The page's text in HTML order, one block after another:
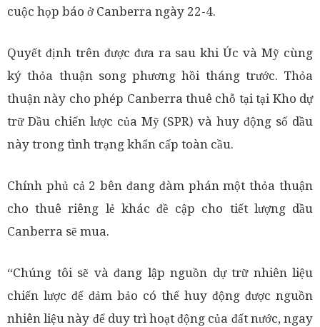
cuộc họp báo ở Canberra ngày 22-4.
Quyết định trên được đưa ra sau khi Úc và Mỹ cùng
ký thỏa thuận song phương hồi tháng trước. Thỏa
thuận này cho phép Canberra thuê chỗ tại tại Kho dự
trữ Dầu chiến lược của Mỹ (SPR) và huy động số dầu
này trong tình trạng khẩn cấp toàn cầu.
Chính phủ cả 2 bên đang đàm phán một thỏa thuận
cho thuê riêng lẻ khác đề cập cho tiết lượng dầu
Canberra sẽ mua.
“Chúng tôi sẽ và đang lập nguồn dự trữ nhiên liệu
chiến lược để đảm bảo có thể huy động được nguồn
nhiên liệu này để duy trì hoạt động của đất nước, ngay